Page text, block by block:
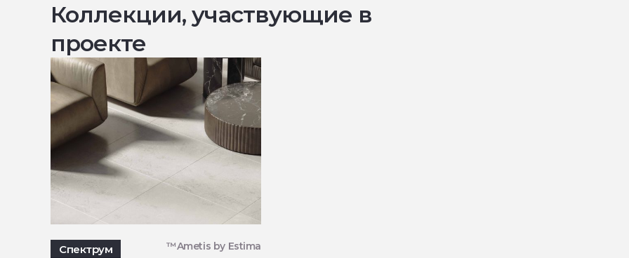
Коллекции, участвующие в
проекте
Спектрум
™Ametis by Estima